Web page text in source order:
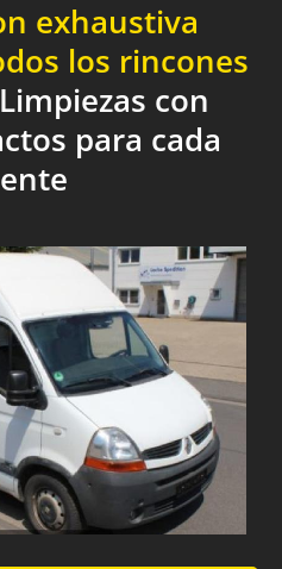
exhaustiva
los rincones
con
para cada